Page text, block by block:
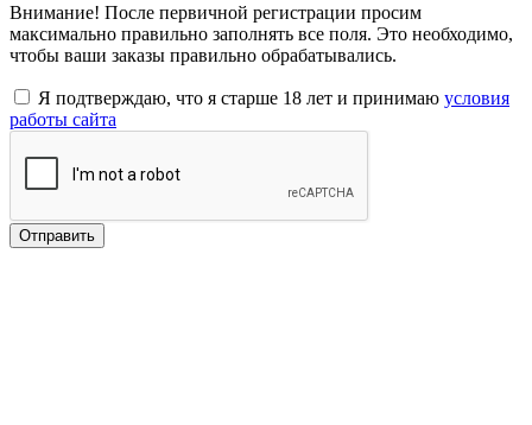
Внимание! После первичной регистрации просим
максимально правильно заполнять все поля. Это необходимо,
чтобы ваши заказы правильно обрабатывались.
Я подтверждаю, что я старше 18 лет и принимаю условия
работы сайта
Отправить